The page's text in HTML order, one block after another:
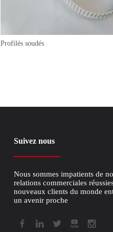
Profilés soudés
Suivez nous
Nous sommes impatients de
relations commerciales
nouveaux clients du monde
un avenir proche